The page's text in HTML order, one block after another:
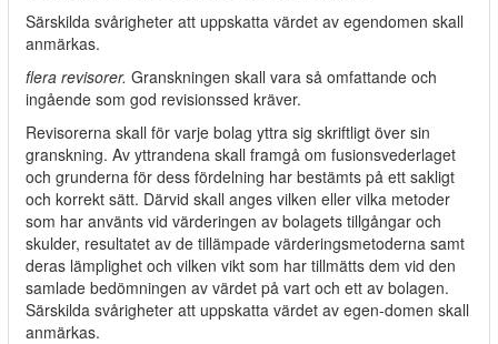
Särskilda svårigheter att uppskatta värdet av egendomen skall
anmärkas.
flera revisorer. Granskningen skall vara så omfattande och
ingående som god revisionssed kräver.
Revisorerna skall för varje bolag yttra sig skriftligt över sin
granskning. Av yttrandena skall framgå om fusionsvederlaget
och grunderna för dess fördelning har bestämts på ett sakligt
och korrekt sätt. Därvid skall anges vilken eller vilka metoder
som har använts vid värderingen av bolagets tillgångar och
skulder, resultatet av de tillämpade värderingsmetoderna samt
deras lämplighet och vilken vikt som har tillmätts dem vid den
samlade bedömningen av värdet på vart och ett av bolagen.
Särskilda svårigheter att uppskatta värdet av egen-domen skall
anmärkas.